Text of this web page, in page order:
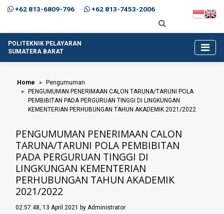
+62 813-6809-796 +62 813-7453-2006
POLITEKNIK PELAYARAN
SUMATERA BARAT
Home
Pengumuman
PENGUMUMAN PENERIMAAN CALON TARUNA/TARUNI POLA
PEMBIBITAN PADA PERGURUAN TINGGI DI LINGKUNGAN
KEMENTERIAN PERHUBUNGAN TAHUN AKADEMIK 2021/2022
PENGUMUMAN PENERIMAAN CALON
TARUNA/TARUNI POLA PEMBIBITAN
PADA PERGURUAN TINGGI DI
LINGKUNGAN KEMENTERIAN
PERHUBUNGAN TAHUN AKADEMIK
2021/2022
02:57:48, 13 April 2021 by Administrator